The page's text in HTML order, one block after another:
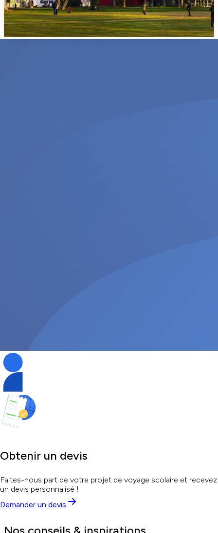
Obtenir un devis
Faites-nous part de votre projet de voyage scolaire et recevez
un devis personnalisé !
Demander un devis